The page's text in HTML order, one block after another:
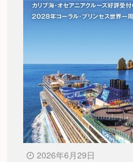
2026年6月29日